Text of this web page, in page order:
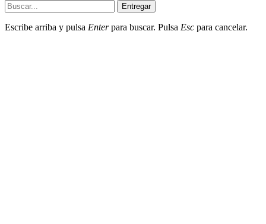
Entregar
Escribe arriba y pulsa Enterpara buscar. Pulsa Esc para cancelar.